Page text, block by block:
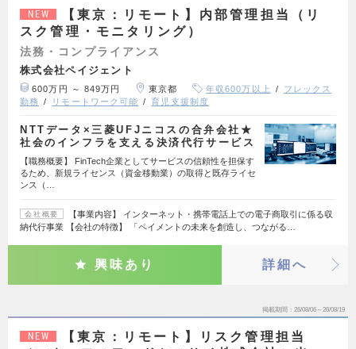
NEW
【東京：リモート】内部管理担当（リ
スク管理・モニタリング）
法務・コンプライアンス
株式会社ペイジェント
600万円 ～ 849万円 東京都 年収600万以上
フレックス
勤務
リモートワーク可能 育児支援制度
NTTデータ×三菱UFJニコスの合弁会社★
社会のインフラを支える決済代行サービス
【職務概要】 FinTech企業としてサービスの信頼性を担保す
るため、新規ライセンス（資金移動業）の取得と既存ライセ
ンス（…
会社概要
【事業内容】 インターネット・携帯電話上での電子商取引に係る収
納代行事業 【会社の特徴】 「ペイメントの未来を創造し、つながる…
興味あり 詳細へ
掲載期間 26/08/06～26/08/19
NEW
【東京：リモート】リスク管理担当